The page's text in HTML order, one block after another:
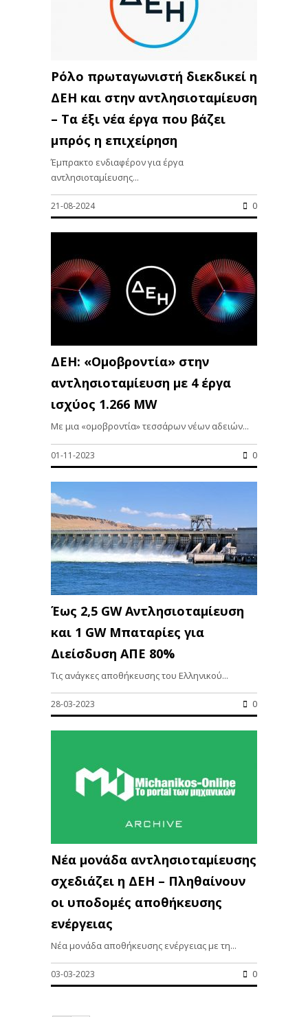
Ρόλο πρωταγωνιστή διεκδικεί η
ΔΕΗ και στην αντλησιοταμίευση
– Τα έξι νέα έργα που βάζει
μπρός η επιχείρηση
Έμπρακτο ενδιαφέρον για έργα
αντλησιοταμίευσης...
21-08-2024 0
ΔΕΗ: «Ομοβροντία» στην
αντλησιοταμίευση με 4 έργα
ισχύος 1.266 MW
Με μια «ομοβροντία» τεσσάρων νέων αδειών...
01-11-2023 0
Έως 2,5 GW Αντλησιοταμίευση
και 1 GW Μπαταρίες για
Διείσδυση ΑΠΕ 80%
Τις ανάγκες αποθήκευσης του Ελληνικού...
28-03-2023 0
Νέα μονάδα αντλησιοταμίευσης
σχεδιάζει η ΔΕΗ – Πληθαίνουν
οι υποδομές αποθήκευσης
ενέργειας
Νέα μονάδα αποθήκευσης ενέργειας με τη...
03-03-2023 0